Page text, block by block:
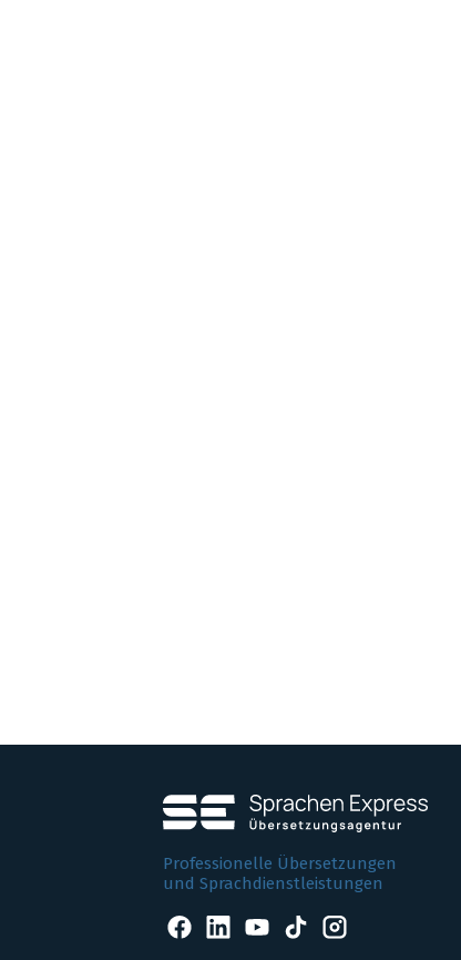
Professionelle Übersetzungen
und Sprachdienstleistungen